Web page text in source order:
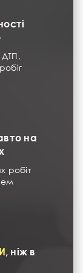
ДТП,
на
робіт
, ніж в